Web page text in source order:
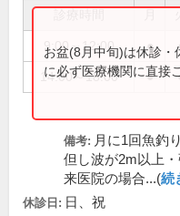
9:00～12:00 ●
14:00～18:00 ●
お盆(8月中旬)は休診・
に必ず医療機関に直接
備考: 月に1回魚釣
但し波が2m以上
来医院の場合...(続
休診日: 日、祝